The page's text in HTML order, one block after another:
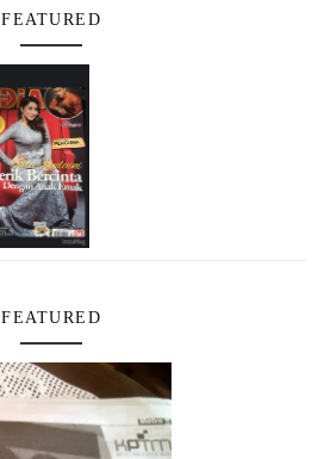
FEATURED
FEATURED